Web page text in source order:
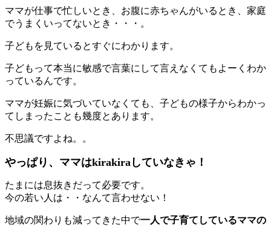
ママが仕事で忙しいとき、お腹に赤ちゃんがいるとき、家庭
でうまくいってないとき・・・。
子どもを見ているとすぐにわかります。
子どもって本当に敏感で言葉にして言えなくてもよーくわか
っているんです。
ママが妊娠に気づいていなくても、子どもの様子からわかっ
てしまったことも幾度とあります。
不思議ですよね。。
やっぱり、ママはkirakiraしていなきゃ！
たまには息抜きだって必要です。
今の若い人は・・なんて言わせない！
地域の関わりも減ってきた中で一人で子育てしているママの